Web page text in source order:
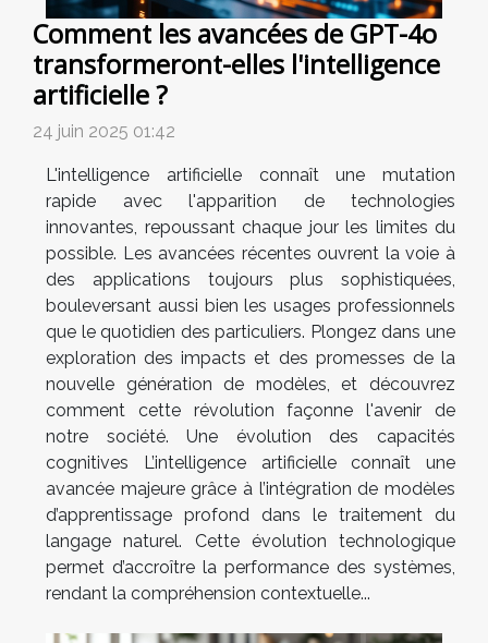
Comment les avancées de GPT-4o
transformeront-elles l'intelligence
artificielle ?
24 juin 2025 01:42
L'intelligence artificielle connaît une mutation
rapide avec l'apparition de technologies
innovantes, repoussant chaque jour les limites du
possible. Les avancées récentes ouvrent la voie à
des applications toujours plus sophistiquées,
bouleversant aussi bien les usages professionnels
que le quotidien des particuliers. Plongez dans une
exploration des impacts et des promesses de la
nouvelle génération de modèles, et découvrez
comment cette révolution façonne l'avenir de
notre société. Une évolution des capacités
cognitives L’intelligence artificielle connaît une
avancée majeure grâce à l’intégration de modèles
d’apprentissage profond dans le traitement du
langage naturel. Cette évolution technologique
permet d’accroître la performance des systèmes,
rendant la compréhension contextuelle...